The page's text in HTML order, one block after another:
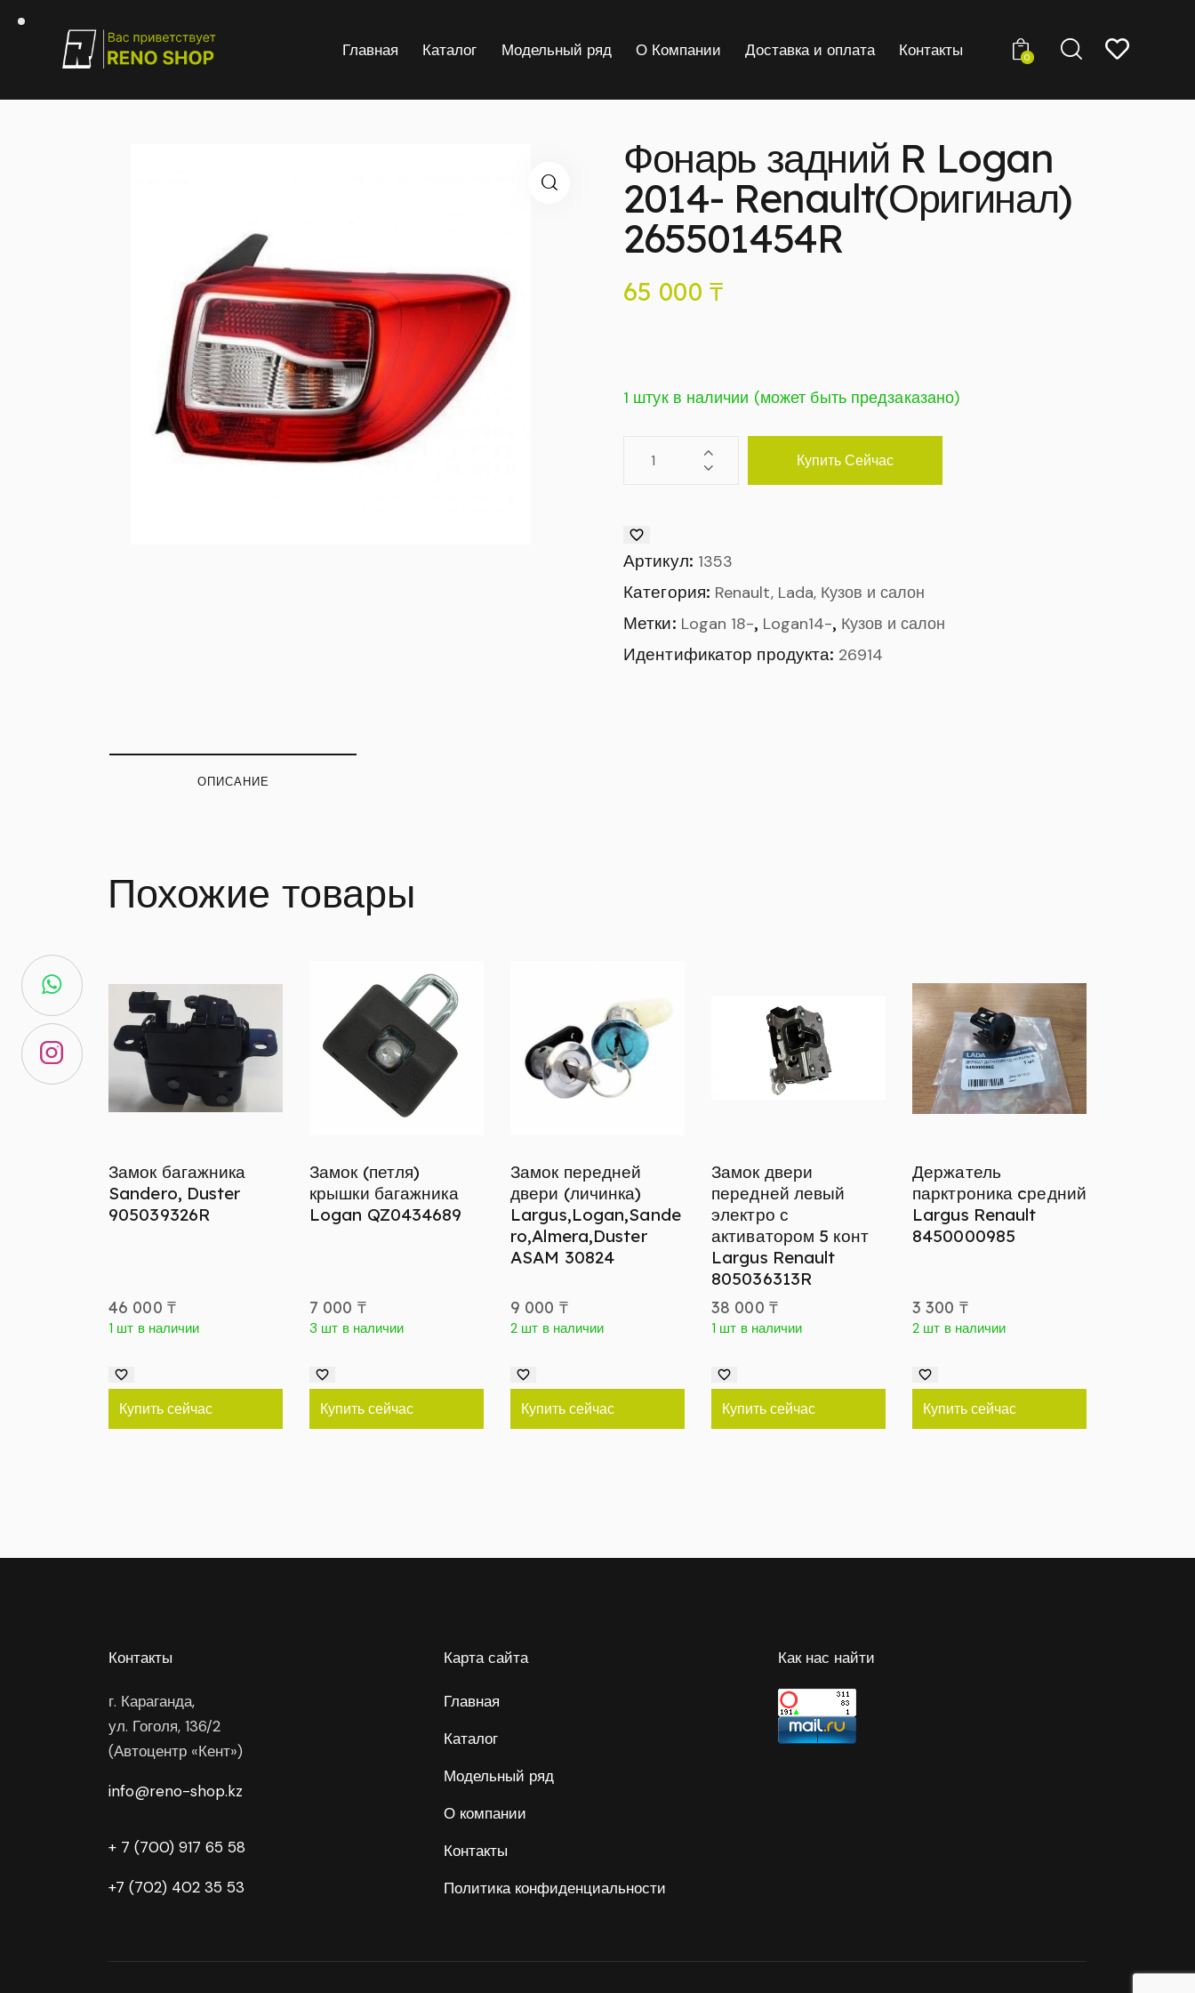
Главная Каталог Модельный ряд О Компании Доставка и оплата Контакты 0
Фонарь задний R Logan
2014- Renault(Оригинал)
265501454R
65 000 ₸
1 штук в наличии (может быть предзаказано)
Купить Сейчас
Артикул: 1353
Категория: Renault, Lada, Кузов и салон
Метки: Logan 18-, Logan14-, Кузов и салон
Идентификатор продукта: 26914
ОПИСАНИЕ
Похожие товары
Замок багажника
Sandero, Duster
905039326R
46 000 ₸
1 шт в наличии
Купить сейчас
Замок (петля)
крышки багажника
Logan QZ0434689
7 000 ₸
3 шт в наличии
Купить сейчас
Замок передней
двери (личинка)
Largus,Logan,Sande
ro,Almera,Duster
ASAM 30824
9 000 ₸
2 шт в наличии
Купить сейчас
Замок двери
передней левый
электро с
активатором 5 конт
Largus Renault
805036313R
38 000 ₸
1 шт в наличии
Купить сейчас
Держатель
парктроника cредний
Largus Renault
8450000985
3 300 ₸
2 шт в наличии
Купить сейчас
Контакты
г. Караганда,
ул. Гоголя, 136/2
(Автоцентр «Кент»)
info@reno-shop.kz
+ 7 (700) 917 65 58
+7 (702) 402 35 53
Карта сайта
Главная
Каталог
Модельный ряд
О компании
Контакты
Политика конфиденциальности
Как нас найти